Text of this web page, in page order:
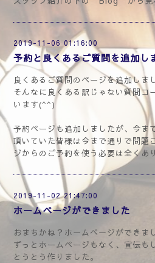
2019-11-06 01:16:00
予約と良くあるご質問を追加し
良くあるご質問のページを追加しま
そんなに良くある訳じゃない質問コ
います(^^)
予約ページも追加しましたが、今ま
頂いていた皆様は今まで通りで問題
ジからのご予約を使う必要は全くあ
2019-11-02 21:47:00
ホームページができました
おまちかね？ホームページができま
ずっとホームページもなく、宣伝も
とうとう作りました。